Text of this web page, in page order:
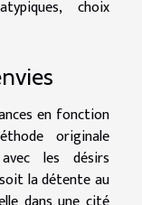
choix
en fonction
originale
les désirs
la détente au